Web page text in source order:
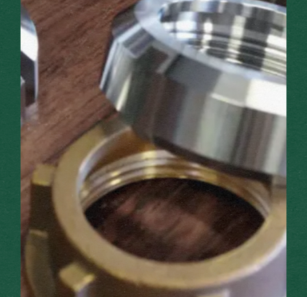
HISTOIRE
CONVOYEURS
MATÉRIEL VINICOLE
ACTUALITÉS
CONTACT